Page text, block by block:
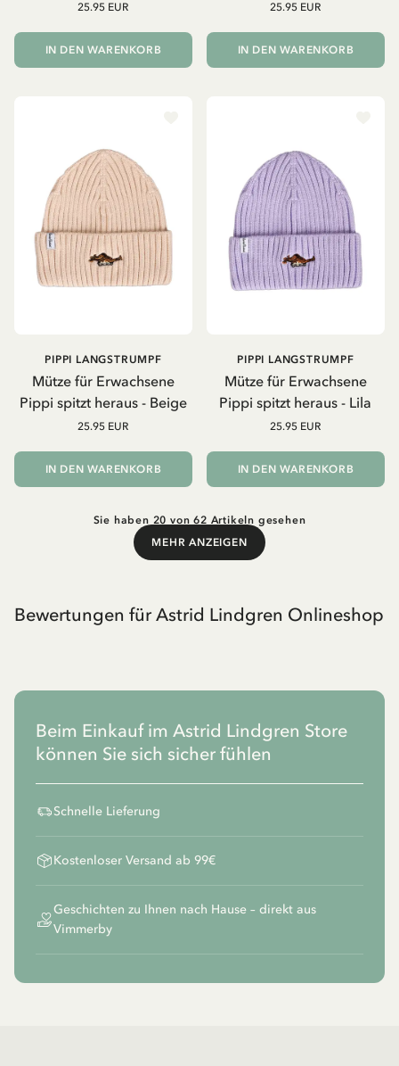
25.95 EUR
IN DEN WARENKORB
25.95 EUR
IN DEN WARENKORB
Mütze für Erwachsene
Pippi spitzt heraus - Beige
PIPPI LANGSTRUMPF
25.95 EUR
IN DEN WARENKORB
Mütze für Erwachsene
Pippi spitzt heraus - Lila
PIPPI LANGSTRUMPF
25.95 EUR
IN DEN WARENKORB
Sie haben 20 von 62 Artikeln gesehen
MEHR ANZEIGEN
Mehr anzeigen
Bewertungen für Astrid Lindgren Onlineshop
Beim Einkauf im Astrid Lindgren Store
können Sie sich sicher fühlen
Schnelle Lieferung
Kostenloser Versand ab 99€
Geschichten zu Ihnen nach Hause – direkt aus
Vimmerby